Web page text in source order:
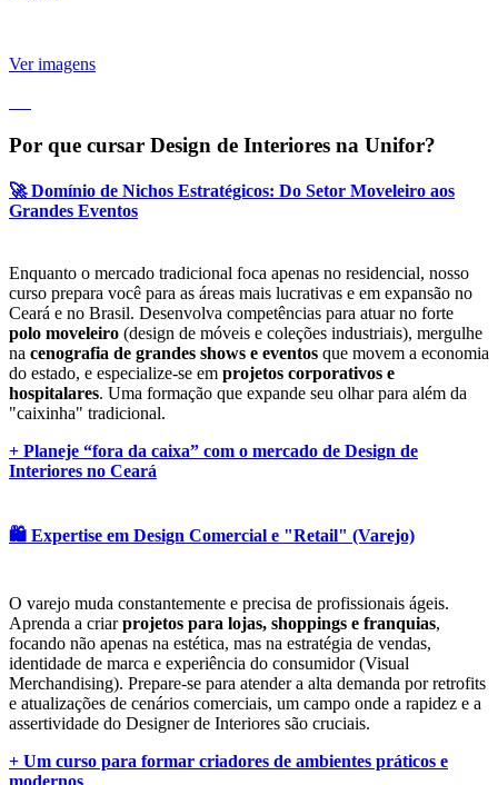
Ver imagens
Por que cursar Design de Interiores na Unifor?
🚀 Domínio de Nichos Estratégicos: Do Setor Moveleiro aos
Grandes Eventos
Enquanto o mercado tradicional foca apenas no residencial, nosso
curso prepara você para as áreas mais lucrativas e em expansão no
Ceará e no Brasil. Desenvolva competências para atuar no forte
polo moveleiro (design de móveis e coleções industriais), mergulhe
na cenografia de grandes shows e eventos que movem a economia
do estado, e especialize-se em projetos corporativos e
hospitalares. Uma formação que expande seu olhar para além da
"caixinha" tradicional.
+ Planeje “fora da caixa” com o mercado de Design de
Interiores no Ceará
🛍️ Expertise em Design Comercial e "Retail" (Varejo)
O varejo muda constantemente e precisa de profissionais ágeis.
Aprenda a criarprojetos para lojas, shoppings e franquias,
focando não apenas na estética, mas na estratégia de vendas,
identidade de marca e experiência do consumidor (Visual
Merchandising). Prepare-se para atender a alta demanda por retrofits
e atualizações de cenários comerciais, um campo onde a rapidez e a
assertividade do Designer de Interiores são cruciais.
+ Um curso para formar criadores de ambientes práticos e